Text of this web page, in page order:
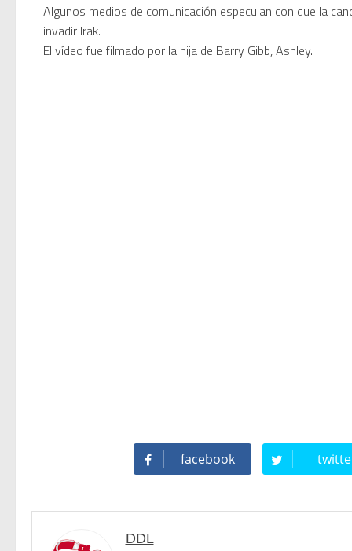
Magix Vegas Pro 23 está
Temporada 2024-2025 de
Algunos medios de comunicación especulan con que la
invadir Irak.
El vídeo fue filmado por la hija de Barry Gibb, Ashley.
facebook
DDL